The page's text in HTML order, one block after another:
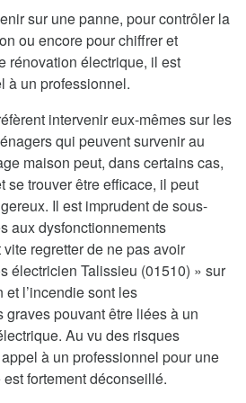
sur une panne, pour contrôler la
ou encore pour chiffrer et
rénovation électrique, il est
à un professionnel.
intervenir eux-mêmes sur les
qui peuvent survenir au
maison peut, dans certains cas,
se trouver être efficace, il peut
Il est imprudent de sous-
aux dysfonctionnements
regretter de ne pas avoir
électricien Talissieu (01510) » sur
et l’incendie sont les
pouvant être liées à un
Au vu des risques
à un professionnel pour une
fortement déconseillé.